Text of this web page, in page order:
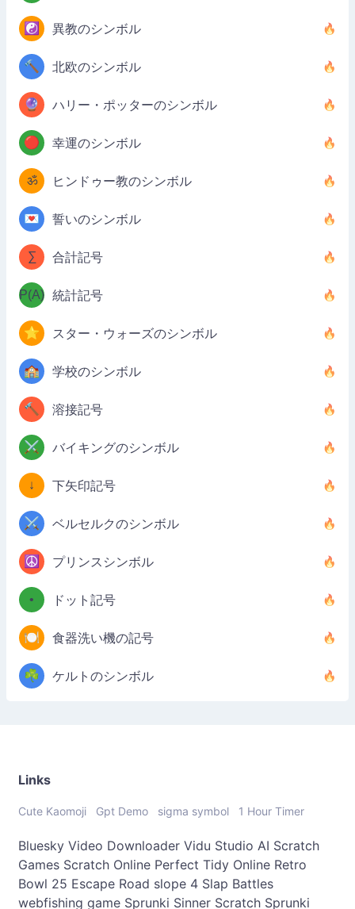
☯️ 異教のシンボル
🔨 北欧のシンボル
🔮 ハリー・ポッターのシンボル
🔴 幸運のシンボル
ॐ ヒンドゥー教のシンボル
💌 誓いのシンボル
∑ 合計記号
P(A) 統計記号
⭐ スター・ウォーズのシンボル
🏫 学校のシンボル
🔨 溶接記号
⚔️ バイキングのシンボル
↓ 下矢印記号
⚔️ ベルセルクのシンボル
☮️ プリンスシンボル
• ドット記号
🍽️ 食器洗い機の記号
☘️ ケルトのシンボル
Links
Cute Kaomoji Gpt Demo sigma symbol 1 Hour Timer
Bluesky Video Downloader Vidu Studio AI Scratch
Games Scratch Online Perfect Tidy Online Retro
Bowl 25 Escape Road slope 4 Slap Battles
webfishing game Sprunki Sinner Scratch Sprunki